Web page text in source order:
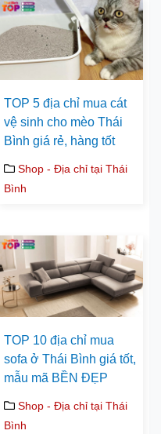
TOP 5 địa chỉ mua cát
vệ sinh cho mèo Thái
Bình giá rẻ, hàng tốt
Shop - Địa chỉ tại Thái
Bình
TOP 10 địa chỉ mua
sofa ở Thái Bình giá tốt,
mẫu mã BỀN ĐẸP
Shop - Địa chỉ tại Thái
Bình